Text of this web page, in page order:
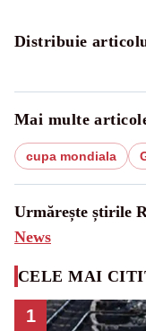
Distribuie
Mai multe
cupa mondiala
Urmărește știrile
News
CELE MAI
1